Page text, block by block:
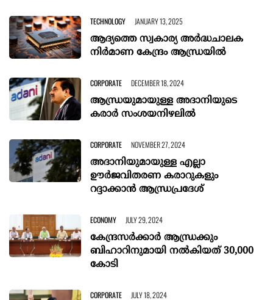
TECHNOLOGY JANUARY 13, 2025
ആദ്യത്തെ സ്വകാര്യ അര്‍ദ്ധചാലക
നിര്‍മാണ കേന്ദ്രം ആന്ധ്രയില്‍
CORPORATE DECEMBER 18, 2024
ആന്ധ്രയുമായുള്ള അദാനിയുടെ
കരാർ സംശയനിഴലിൽ
CORPORATE NOVEMBER 27, 2024
അദാനിയുമായുള്ള എല്ലാ
ഊർജവിതരണ കരാറുകളും
റദ്ദാക്കാന്‍ ആന്ധ്രപ്രദേശ്
ECONOMY JULY 29, 2024
കേന്ദ്രസർക്കാർ ആന്ധ്രക്കും
ബിഹാറിനുമായി നൽകിയത് 30,000
കോടി
CORPORATE JULY 18, 2024